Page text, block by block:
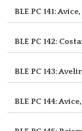
BLE PC 141:
BLE PC 142:
BLE PC 143:
BLE PC 144: